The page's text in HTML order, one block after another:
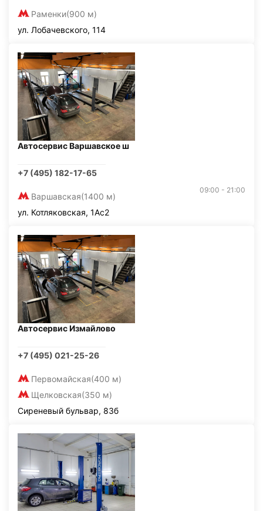
Раменки(900 м)
ул. Лобачевского, 114
Автосервис Варшавское ш
+7 (495) 182-17-65
Варшавская(1400 м)
09:00 - 21:00
ул. Котляковская, 1Ас2
Автосервис Измайлово
+7 (495) 021-25-26
Первомайская(400 м)
Щелковская(350 м)
Сиреневый бульвар, 83б